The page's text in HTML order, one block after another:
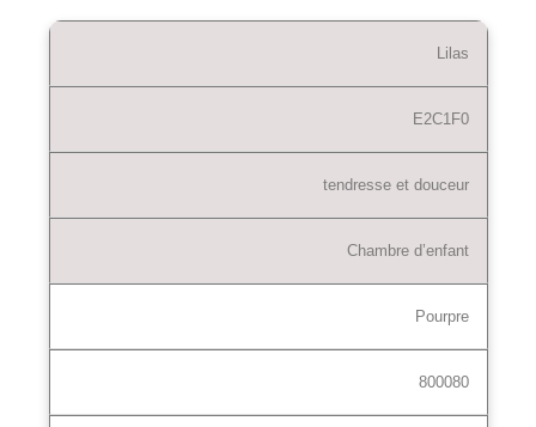
Lilas
E2C1F0
tendresse et douceur
Chambre d’enfant
Pourpre
800080